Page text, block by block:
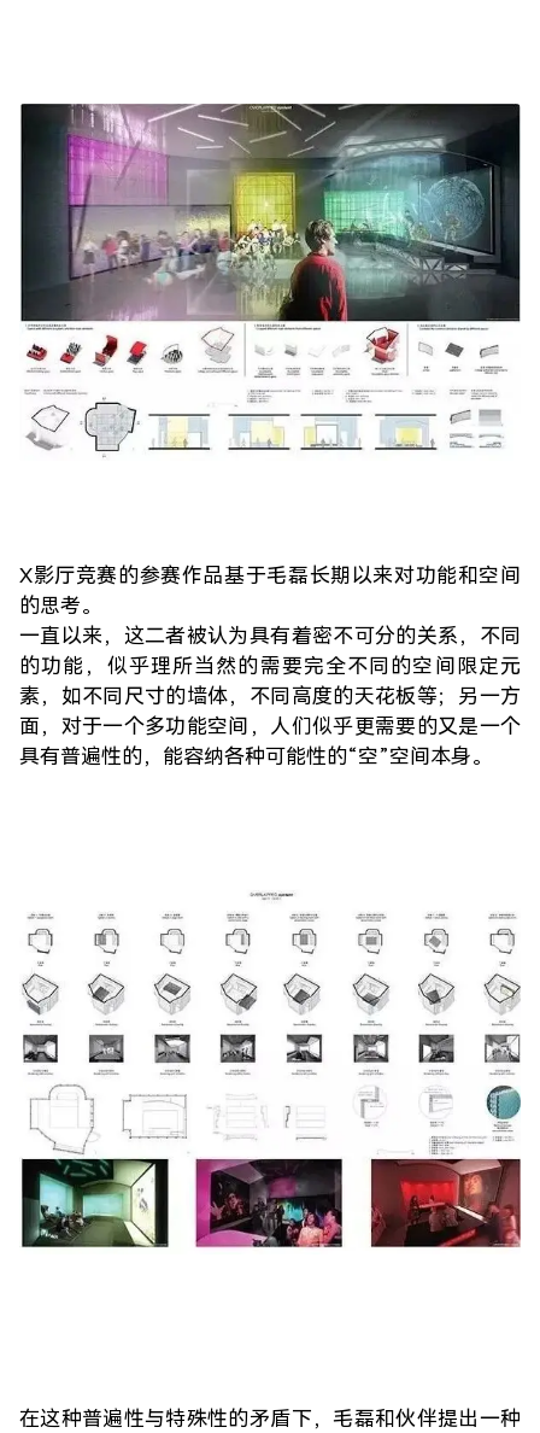
X影厅竞赛的参赛作品基于毛磊长期以来对功能和空间
的思考。
一直以来，这二者被认为具有着密不可分的关系，不同
的功能，似乎理所当然的需要完全不同的空间限定元
素，如不同尺寸的墙体，不同高度的天花板等；另一方
面，对于一个多功能空间，人们似乎更需要的又是一个
具有普遍性的，能容纳各种可能性的“空”空间本身。
在这种普遍性与特殊性的矛盾下，毛磊和伙伴提出一种